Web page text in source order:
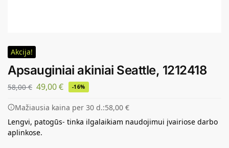
Akcija!
Apsauginiai akiniai Seattle, 1212418
58,00€ 49,00€ -16%
Mažiausia kaina per 30 d.:58,00 €
Lengvi, patogūs- tinka ilgalaikiam naudojimui įvairiose darbo
aplinkose.